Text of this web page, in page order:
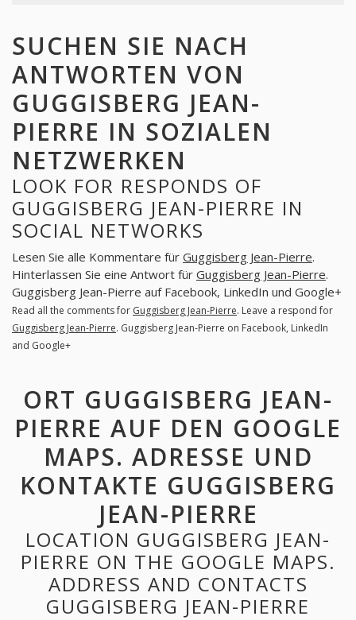
SUCHEN SIE NACH
ANTWORTEN VON
GUGGISBERG JEAN-
PIERRE IN SOZIALEN
NETZWERKEN
LOOK FOR RESPONDS OF
GUGGISBERG JEAN-PIERRE IN
SOCIAL NETWORKS
Lesen Sie alle Kommentare für Guggisberg Jean-Pierre.
Hinterlassen Sie eine Antwort für Guggisberg Jean-Pierre.
Guggisberg Jean-Pierre auf Facebook, LinkedIn und Google+
Read all the comments for Guggisberg Jean-Pierre. Leave a respond for
Guggisberg Jean-Pierre. Guggisberg Jean-Pierre on Facebook, LinkedIn
and Google+
ORT GUGGISBERG JEAN-
PIERRE AUF DEN GOOGLE
MAPS. ADRESSE UND
KONTAKTE GUGGISBERG
JEAN-PIERRE
LOCATION GUGGISBERG JEAN-
PIERRE ON THE GOOGLE MAPS.
ADDRESS AND CONTACTS
GUGGISBERG JEAN-PIERRE